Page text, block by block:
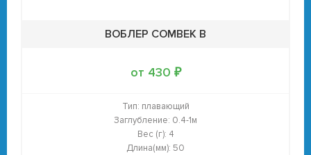
ВОБЛЕР COMBEK B
от 430 ₽
Тип: плавающий
Заглубление: 0.4-1м
Вес (г): 4
Длина(мм): 50